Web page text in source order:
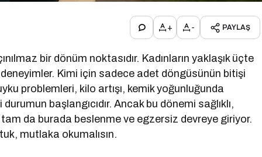
+ - PAYLAŞ
bir dönüm noktasıdır. Kadınların yaklaşık üçte
Kimi için sadece adet döngüsünün bitişi
problemleri, kilo artışı, kemik yoğunluğunda
başlangıcıdır. Ancak bu dönemi sağlıklı,
da burada beslenme ve egzersiz devreye giriyor.
mutlaka okumalısın.